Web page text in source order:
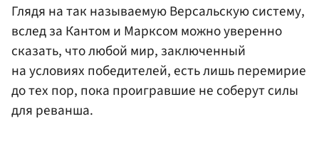
Глядя на так называемую Версальскую систему,
вслед за Кантом и Марксом можно уверенно
сказать, что любой мир, заключенный
на условиях победителей, есть лишь перемирие
до тех пор, пока проигравшие не соберут силы
для реванша.